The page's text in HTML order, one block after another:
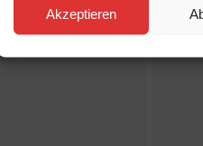
Akzeptieren